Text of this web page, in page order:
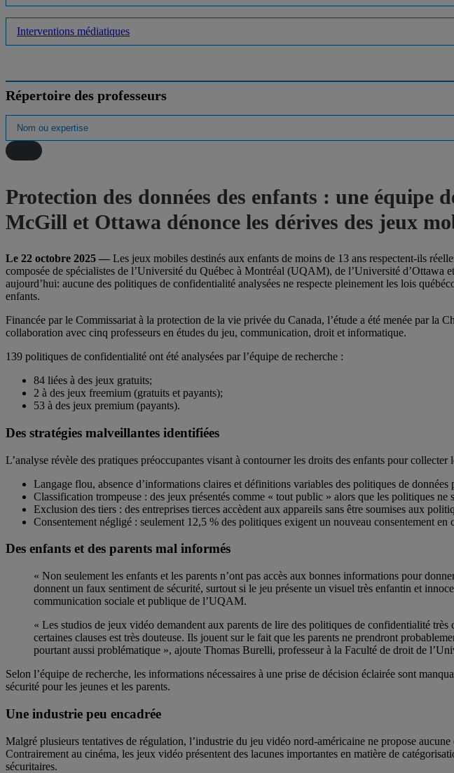
Interventions médiatiques
Répertoire des professeurs
Protection des données des enfants : une équipe
McGill et Ottawa dénonce les dérives des jeux
Le 22 octobre 2025 — Les jeux mobiles destinés aux enfants de moins de 13 ans respectent-ils
composée de spécialistes de l’Université du Québec à Montréal (UQAM), de l’Université d’Ottawa
aujourd’hui: aucune des politiques de confidentialité analysées ne respecte pleinement les lois
enfants.
Financée par le Commissariat à la protection de la vie privée du Canada, l’étude a été menée par la
collaboration avec cinq professeurs en études du jeu, communication, droit et informatique.
139 politiques de confidentialité ont été analysées par l’équipe de recherche :
84 liées à des jeux gratuits;
2 à des jeux freemium (gratuits et payants);
53 à des jeux premium (payants).
Des stratégies malveillantes identifiées
L’analyse révèle des pratiques préoccupantes visant à contourner les droits des enfants pour collecter
Langage flou, absence d’informations claires et définitions variables des politiques de données
Classification trompeuse : des jeux présentés comme « tout public » alors que les politiques ne
Exclusion des tiers : des entreprises tierces accèdent aux appareils sans être soumises aux
Consentement négligé : seulement 12,5 % des politiques exigent un nouveau consentement en
Des enfants et des parents mal informés
« Non seulement les enfants et les parents n’ont pas accès aux bonnes informations pour
donnent un faux sentiment de sécurité, surtout si le jeu présente un visuel très enfantin et
communication sociale et publique de l’UQAM.
« Les studios de jeux vidéo demandent aux parents de lire des politiques de confidentialité
certaines clauses est très douteuse. Ils jouent sur le fait que les parents ne prendront
pourtant aussi problématique », ajoute Thomas Burelli, professeur à la Faculté de droit de
Selon l’équipe de recherche, les informations nécessaires à une prise de décision éclairée sont
sécurité pour les jeunes et les parents.
Une industrie peu encadrée
Malgré plusieurs tentatives de régulation, l’industrie du jeu vidéo nord-américaine ne propose
Contrairement au cinéma, les jeux vidéo présentent des lacunes importantes en matière de
sécuritaires.